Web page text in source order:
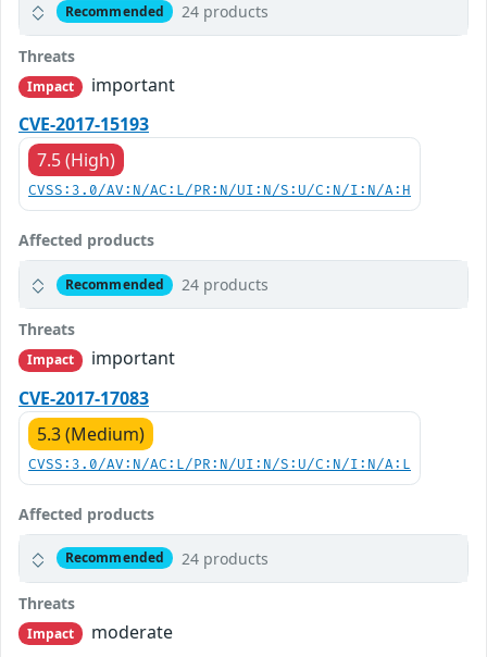
Recommended 24 products
Threats
Impact
important
CVE-2017-15193
7.5 (High)
CVSS:3.0/AV:N/AC:L/PR:N/UI:N/S:U/C:N/I:N/A:H
Affected products
Recommended 24 products
Threats
Impact
important
CVE-2017-17083
5.3 (Medium)
CVSS:3.0/AV:N/AC:L/PR:N/UI:N/S:U/C:N/I:N/A:L
Affected products
Recommended 24 products
Threats
Impact
moderate